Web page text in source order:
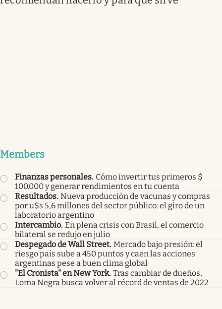
Members
Finanzas personales. Cómo invertir tus primeros $
100.000 y generar rendimientos en tu cuenta
Resultados. Nueva producción de vacunas y compras
por u$s 5,6 millones del sector público: el giro de un
laboratorio argentino
Intercambio. En plena crisis con Brasil, el comercio
bilateral se redujo en julio
Despegado de Wall Street. Mercado bajo presión: el
riesgo país sube a 450 puntos y caen las acciones
argentinas pese a buen clima global
"El Cronista" en New York. Tras cambiar de dueños,
Loma Negra busca volver al récord de ventas de 2022